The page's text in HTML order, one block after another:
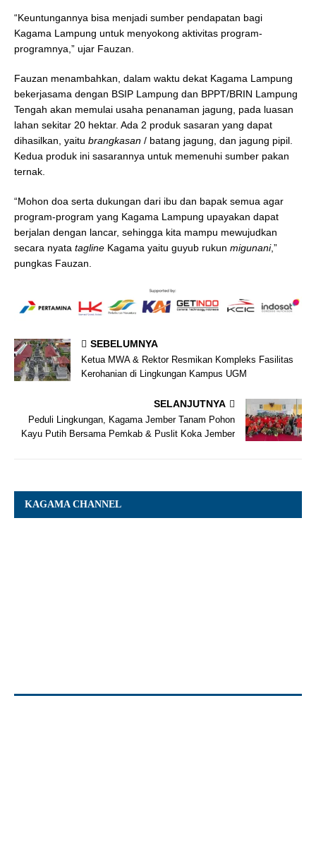
“Keuntungannya bisa menjadi sumber pendapatan bagi
Kagama Lampung untuk menyokong aktivitas program-
programnya,” ujar Fauzan.
Fauzan menambahkan, dalam waktu dekat Kagama Lampung
bekerjasama dengan BSIP Lampung dan BPPT/BRIN Lampung
Tengah akan memulai usaha penanaman jagung, pada luasan
lahan sekitar 20 hektar. Ada 2 produk sasaran yang dapat
dihasilkan, yaitu brangkasan / batang jagung, dan jagung pipil.
Kedua produk ini sasarannya untuk memenuhi sumber pakan
ternak.
“Mohon doa serta dukungan dari ibu dan bapak semua agar
program-program yang Kagama Lampung upayakan dapat
berjalan dengan lancar, sehingga kita mampu mewujudkan
secara nyata tagline Kagama yaitu guyub rukun migunani,”
pungkas Fauzan.
SEBELUMNYA
Ketua MWA & Rektor Resmikan Kompleks Fasilitas
Kerohanian di Lingkungan Kampus UGM
SELANJUTNYA
Peduli Lingkungan, Kagama Jember Tanam Pohon
Kayu Putih Bersama Pemkab & Puslit Koka Jember
KAGAMA CHANNEL